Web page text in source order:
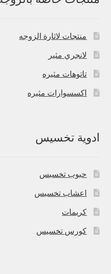
منتجات لاثارة الزوجه
لانجري مثير
تاتوهات مثيره
اكسسوارات مثيره
ادوية تخسيس
حبوب تخسيس
اعشاب تخسيس
كريمات
كورس تخسيس